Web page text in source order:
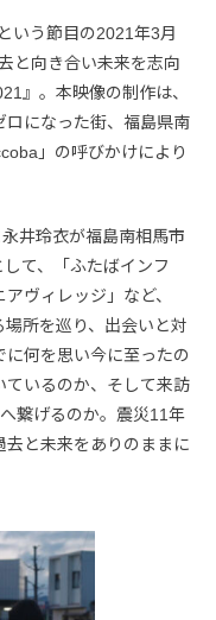
いう節目の2021年3月
と向き合い未来を志向
』。本映像の制作は、
になった街、福島県南
」の呼びかけにより
井玲衣が福島南相馬市
て、「ふたばインフ
ヴィレッジ」など、
所を巡り、出会いと対
何を思い今に至ったの
いるのか、そして来訪
繋げるのか。震災11年
去と未来をありのままに